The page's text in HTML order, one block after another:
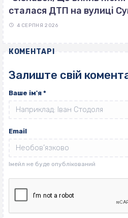
сталася ДТП на вулиці
4 СЕРПНЯ 2026
КОМЕНТАРІ
Залиште свій
Ваше ім'я *
Email